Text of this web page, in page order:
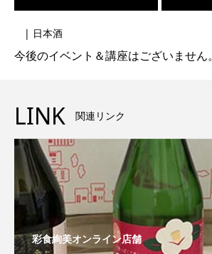
| 日本酒
今後のイベント＆講座はございません。
LINK 関連リンク
彩食絢美オンライン店舗